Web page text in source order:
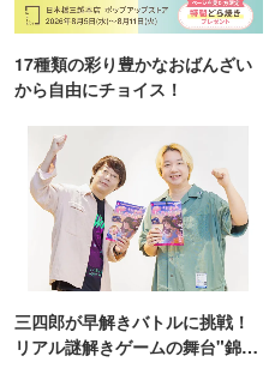
17種類の彩り豊かなおばんざい
から自由にチョイス！
三四郎が早解きバトルに挑戦！
リアル謎解きゲームの舞台"錦糸